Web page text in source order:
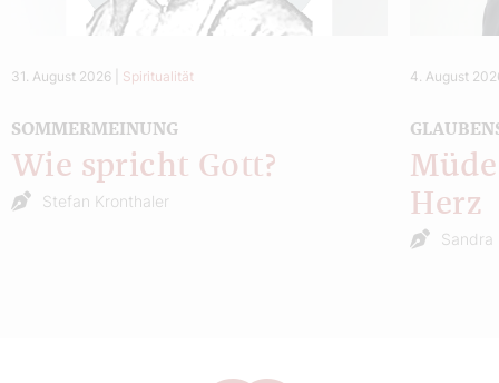
31. August 2026 Spiritualität
SOMMERMEINUNG
Wie spricht Gott?
Stefan Kronthaler
4. August
Herz
Sandra